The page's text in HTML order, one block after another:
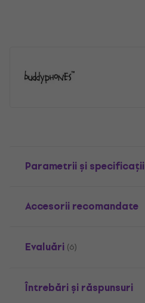
Parametrii și specificații
Accesorii recomandate
Evaluări (6)
Întrebări și răspunsuri